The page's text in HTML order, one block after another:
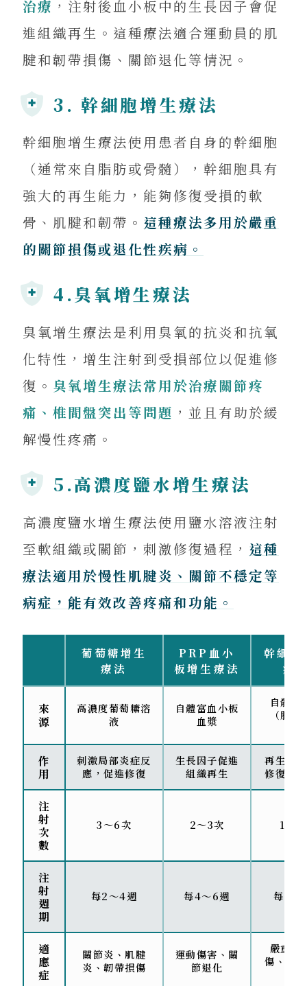
治療 ，注射後血小板中的生長因子會促
進組織再生。這種療法適合運動員的肌
腱和韌帶損傷、關節退化等情況。
3. 幹細胞增生療法
幹細胞增生療法使用患者自身的幹細胞
（通常來自脂肪或骨髓），幹細胞具有
強大的再生能力，能夠修復受損的軟
骨、肌腱和韌帶。 這種療法多用於嚴重
的關節損傷或退化性疾病。
4.臭氧增生療法
臭氧增生療法是利用臭氧的抗炎和抗氧
化特性，增生注射到受損部位以促進修
復。 臭氧增生療法常用於治療關節疼
痛、椎間盤突出等問題 ，並且有助於緩
解慢性疼痛。
5.高濃度鹽水增生療法
高濃度鹽水增生療法使用鹽水溶液注射
至軟組織或關節，刺激修復過程， 這種
療法適用於慢性肌腱炎、關節不穩定等
病症，能有效改善疼痛和功能。
葡萄糖增生
療法
PRP血小
板增生療法
幹細胞
療
來
源
高濃度葡萄糖溶
液
自體富血小板
血漿
自體幹
（脂肪
作
用
刺激局部炎症反
應，促進修復
生長因子促進
組織再生
再生能
修復嚴
注
射
次
數
3～6次 2～3次 1～2
注
射
週
期
每2～4週 每4～6週 每3～
適
應
症
關節炎、肌腱
炎、韌帶損傷
運動傷害、關
節退化
嚴重關
傷、退